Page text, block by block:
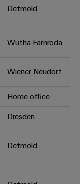
neues
Distribution
Detmold
Wutha-Farnroda
Wiener Neudorf
Home office
Dresden
Detmold